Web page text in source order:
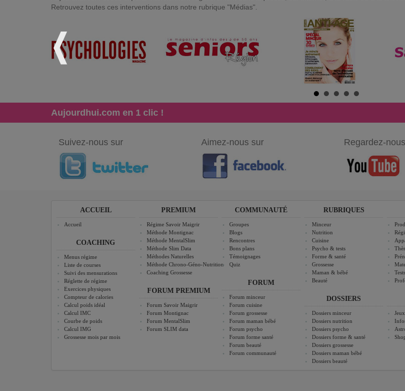
Retrouvez toutes ces interventions dans notre rubrique "Médias".
Aujourdhui.com en 1 clic !
Suivez-nous sur Aimez-nous sur Regardez-
ACCUEIL
Accueil
COACHING
Menus régime
Liste de courses
Suivi des mensurations
Réglette de régime
Exercices physiques
Compteur de calories
Calcul poids idéal
Calcul IMC
Courbe de poids
Calcul IMG
Grossesse mois par mois
PREMIUM
Régime Savoir Maigrir
Méthode Montignac
Méthode MentalSlim
Méthode Slim Data
Méthodes Naturelles
Méthode Chrono-Géno-Nutrition
Coaching Grossesse
FORUM PREMIUM
Forum Savoir Maigrir
Forum Montignac
Forum MentalSlim
Forum SLIM data
COMMUNAUTÉ
Groupes
Blogs
Rencontres
Bons plans
Témoignages
Quiz
FORUM
Forum minceur
Forum cuisine
Forum grossesse
Forum maman bébé
Forum psycho
Forum forme santé
Forum beauté
Forum communauté
RUBRIQUES
Minceur
Nutrition
Cuisine
Psycho & tests
Forme & santé
Grossesse
Maman & bébé
Beauté
DOSSIERS
Dossiers minceur
Dossiers nutrition
Dossiers psycho
Dossiers forme & santé
Dossiers grossesse
Dossiers maman bébé
Dossiers beauté
Jeux